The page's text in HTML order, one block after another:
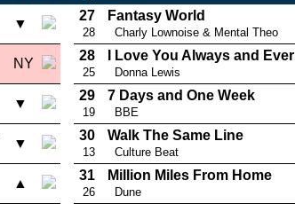
▼
NY
▼
▼
▲
27
28
Fantasy World
Charly Lownoise & Mental Theo
28
25
I Love You Always and Ever
Donna Lewis
29
19
7 Days and One Week
BBE
30
13
Walk The Same Line
Culture Beat
31
26
Million Miles From Home
Dune